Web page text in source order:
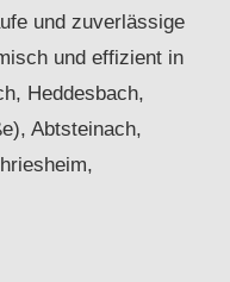
und zuverlässige
und effizient in
Heddesbach,
Abtsteinach,